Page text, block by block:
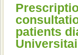
patients